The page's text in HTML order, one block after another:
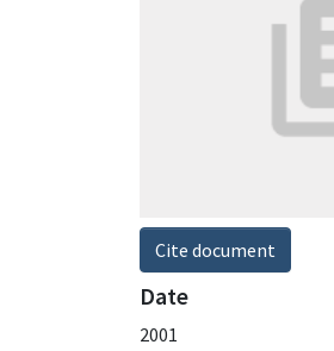
Cite document
Date
2001